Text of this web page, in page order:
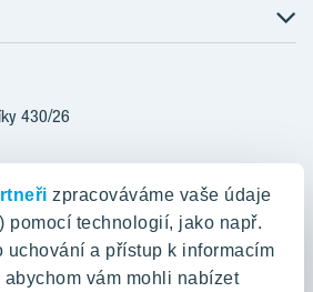
zpracováváme vaše údaje
pomocí technologií, jako např.
uchování a přístup k informacím
vám mohli nabízet
430/26